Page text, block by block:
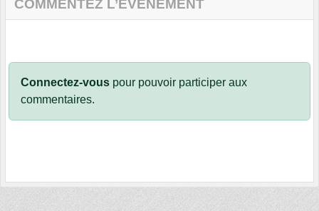
COMMENTEZ L’ÉVÈNEMENT
Connectez-vous pour pouvoir participer aux
commentaires.